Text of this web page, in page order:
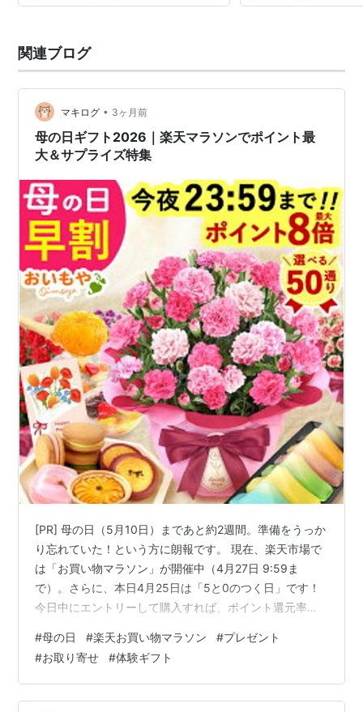
関連ブログ
マキログ • 3ヶ月前
母の日ギフト2026｜楽天マラソンでポイント最
大＆サプライズ特集
[PR] 母の日（5月10日）まであと約2週間。準備をうっか
り忘れていた！という方に朗報です。 現在、楽天市場で
は「お買い物マラソン」が開催中（4月27日 9:59ま
で）。さらに、本日4月25日は「5と0のつく日」です！
今日中にエントリーして購入すれば、ポイント還元率が
お母さんが本当に喜ぶギフトを確保してしまいましょ
う。 【楽天でお得に！】ポイント最大級＆今だけの限定
価格 お買い物マラソンの買いまわりポイントを稼ぐな
ら、このあたりが鉄板です！ 1. 迷ったらこれ！「おいも
#母の日 #楽天お買い物マラソン #プレゼント
#お取り寄せ #体験ギフト